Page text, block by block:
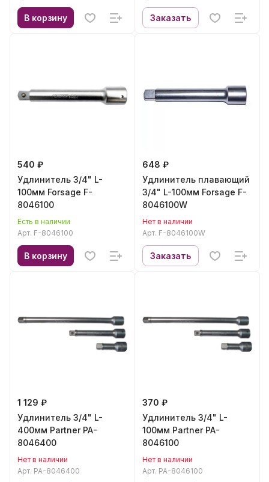
В корзину Заказать
540 ₽
Удлинитель 3/4" L-
100мм Forsage F-
8046100
Есть в наличии
Арт. F-8046100
В корзину
648 ₽
Удлинитель плавающий
3/4" L-100мм Forsage F-
8046100W
Нет в наличии
Арт. F-8046100W
Заказать
1 129 ₽
Удлинитель 3/4" L-
400мм Partner PA-
8046400
Нет в наличии
Арт. PA-8046400
370 ₽
Удлинитель 3/4" L-
100мм Partner PA-
8046100
Нет в наличии
Арт. PA-8046100